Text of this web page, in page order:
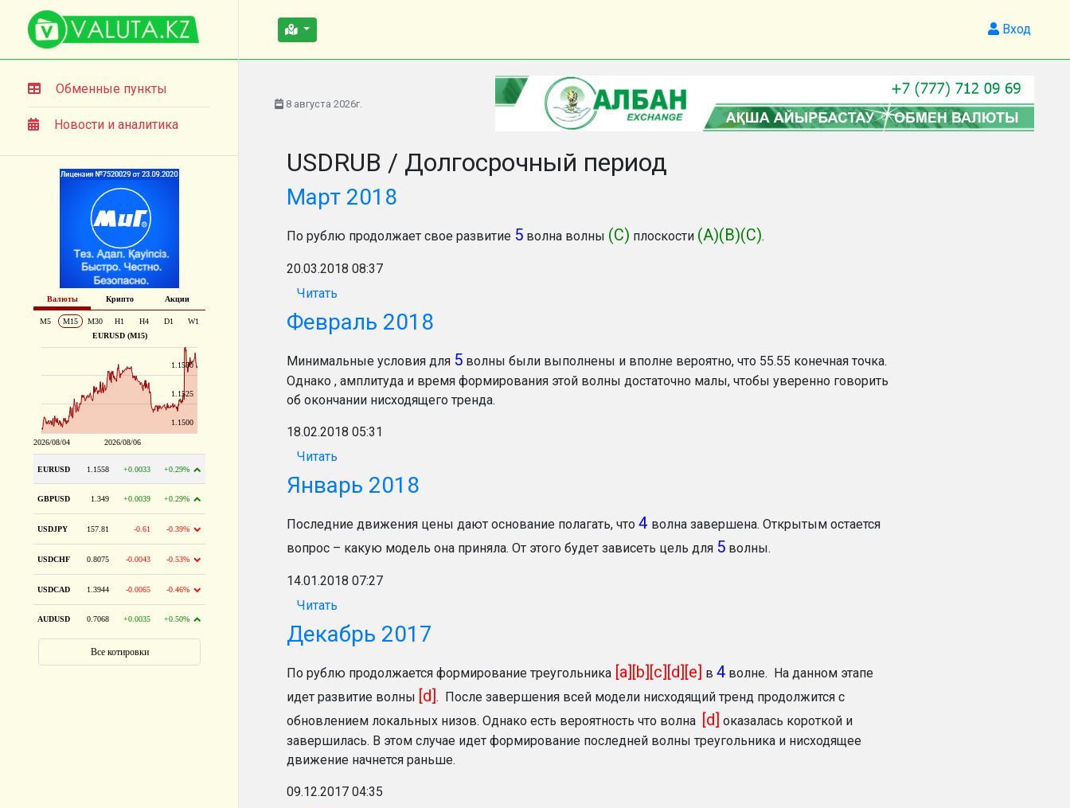
Вход
Обменные пункты
Новости и аналитика
8 августа 2026г.
USDRUB / Долгосрочный период
Март 2018
По рублю продолжает свое развитие 5 волна волны (С) плоскости (A)(B)(C).
20.03.2018 08:37
Читать
Февраль 2018
Минимальные условия для 5 волны были выполнены и вполне вероятно, что 55.55 конечная точка.
Однако , амплитуда и время формирования этой волны достаточно малы, чтобы уверенно говорить
об окончании нисходящего тренда.
18.02.2018 05:31
Читать
Январь 2018
Последние движения цены дают основание полагать, что 4 волна завершена. Открытым остается
вопрос – какую модель она приняла. От этого будет зависеть цель для 5 волны.
14.01.2018 07:27
Читать
Декабрь 2017
По рублю продолжается формирование треугольника [a][b][c][d][e] в 4 волне. На данном этапе
идет развитие волны [d]. После завершения всей модели нисходящий тренд продолжится с
обновлением локальных низов. Однако есть вероятность что волна [d] оказалась короткой и
завершилась. В этом случае идет формирование последней волны треугольника и нисходящее
движение начнется раньше.
09.12.2017 04:35